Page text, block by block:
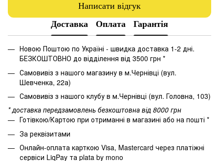
Написати відгук
Доставка
Оплата Гарантія
Новою Поштою по Україні - швидка доставка 1-2 дні.
БЕЗКОШТОВНО до відділення від 3500 грн *
Самовивіз з нашого магазину в м.Чернівці (вул.
Шевченка, 22а)
Самовивіз з нашого клубу в м.Чернівці (вул. Головна, 103)
* доставка передзамовлень безкоштовна від 8000 грн
Готівкою/Картою при отриманні в магазині або на пошті *
За реквізитами
Онлайн-оплата карткою Visa, Mastercard через платіжні
сервіси LiqPay та plata by mono